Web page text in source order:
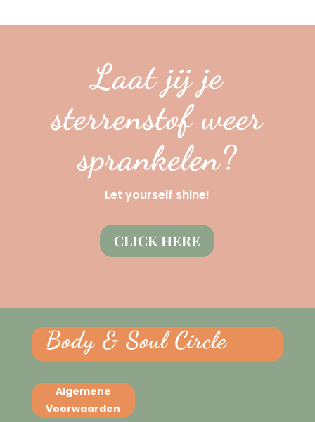
Laat jij je
sterrenstof weer
sprankelen?
Let yourself shine!
CLICK HERE
Body & Soul Circle
Algemene
Voorwaarden